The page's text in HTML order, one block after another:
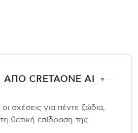
CRETAONE AI ▼
οι σχέσεις για πέντε ζώδια,
θετική επίδραση της